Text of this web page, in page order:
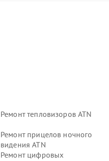
Ремонт тепловизоров ATN
Ремонт прицелов ночного
видения ATN
Ремонт цифровых